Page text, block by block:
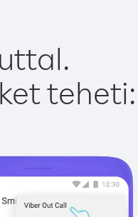
teheti: